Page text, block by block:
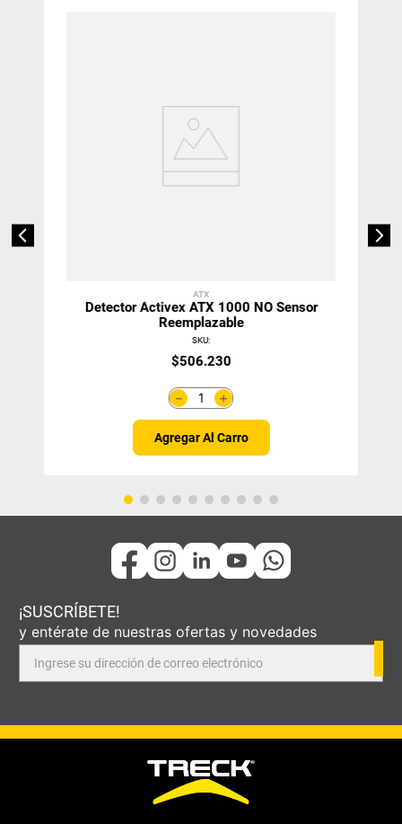
ATX
Detector Activex ATX 1000 NO Sensor
Reemplazable
SKU:
$506.230
＋
－
Agregar Al Carro
¡SUSCRÍBETE!
y entérate de nuestras ofertas y novedades